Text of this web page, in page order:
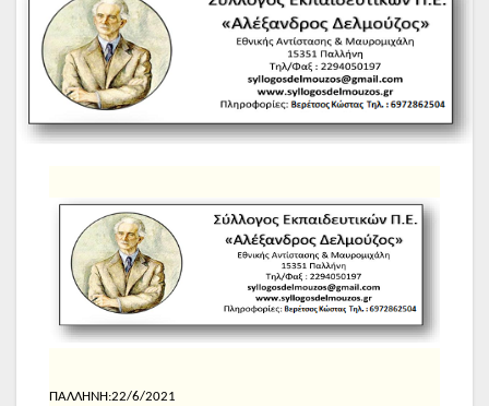
ΠΑΛΛΗΝΗ:22/6/2021